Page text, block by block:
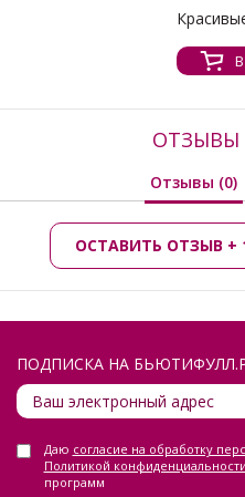
ОТЗЫВЫ
Отзывы (0)
ОСТАВИТЬ ОТЗЫВ +
ПОДПИСКА НА
Даю согласие на обработку
Политикой конфиденциальности
программ